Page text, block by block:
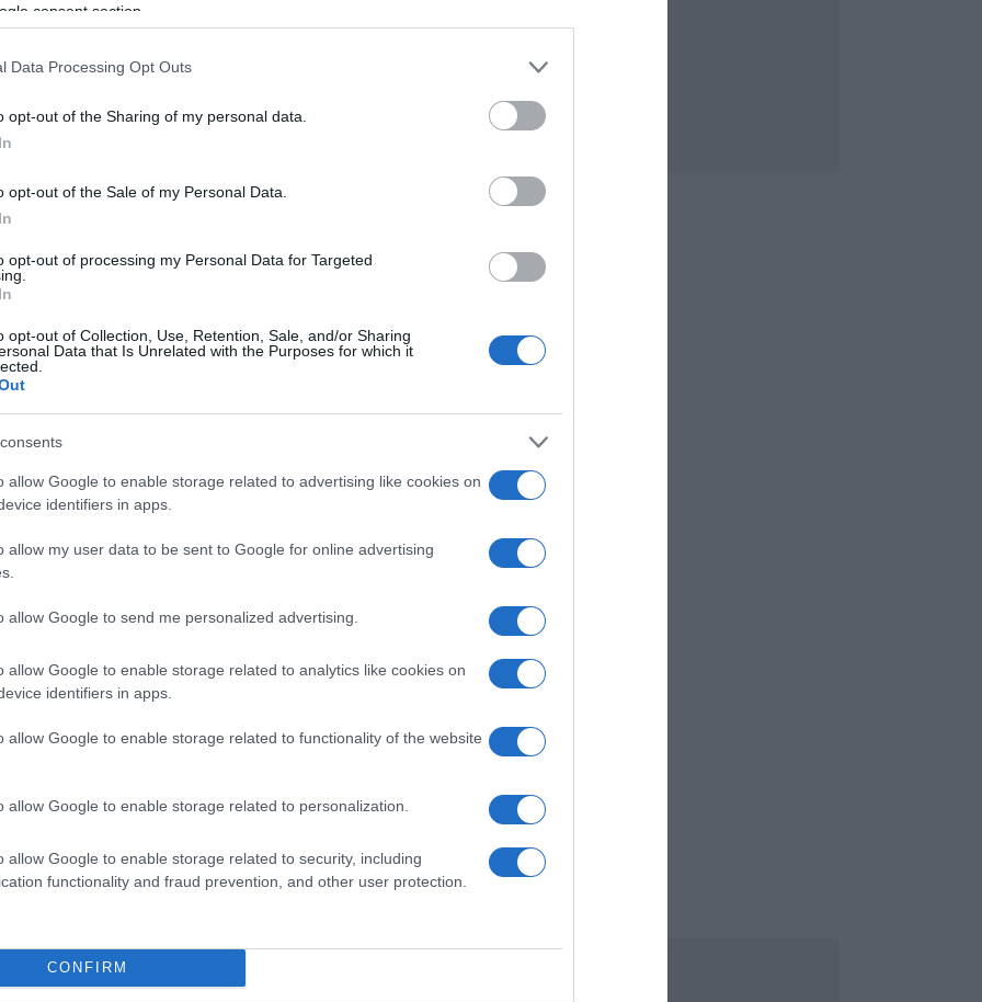
consent section.
Data Processing Opt Outs
opt-out of the Sharing of my personal data.
opt-out of the Sale of my Personal Data.
opt-out of processing my Personal Data for Targeted
opt-out of Collection, Use, Retention, Sale, and/or Sharing
Data that Is Unrelated with the Purposes for which it
allow Google to enable storage related to advertising like cookies on
identifiers in apps.
allow my user data to be sent to Google for online advertising
allow Google to send me personalized advertising.
allow Google to enable storage related to analytics like cookies on
identifiers in apps.
allow Google to enable storage related to functionality of the website
allow Google to enable storage related to personalization.
allow Google to enable storage related to security, including
functionality and fraud prevention, and other user protection.
CONFIRM
που όμως δεν χρειάστηκε να
φωτιά.
κινήθηκαν άμεσα και ενημέρωσαν
εξέλιξη.
ως προτεινόμενη
έως 38 βαθμούς η θερμοκρασία –
σε παραλία της Ρόδου – Η
στο ρεύμα προς Πειραιά
βάσης στρατηγική
εξωστρεφή και ανθεκτική
News